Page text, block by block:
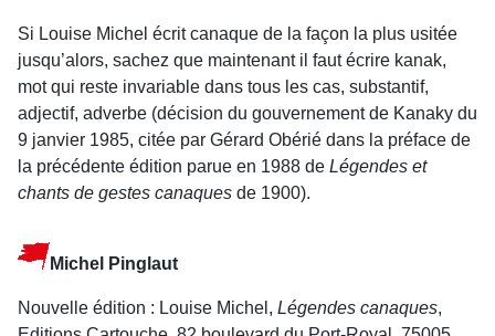
Si Louise Michel écrit canaque de la façon la plus usitée
jusqu’alors, sachez que maintenant il faut écrire kanak,
mot qui reste invariable dans tous les cas, substantif,
adjectif, adverbe (décision du gouvernement de Kanaky du
9 janvier 1985, citée par Gérard Obérié dans la préface de
la précédente édition parue en 1988 de Légendes et
chants de gestes canaques de 1900).
Michel Pinglaut
Nouvelle édition : Louise Michel, Légendes canaques,